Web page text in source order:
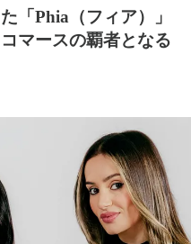
「Phia（フィア）」
マースの覇者となる